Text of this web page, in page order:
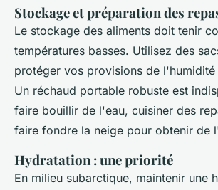
Stockage et préparation des
Le stockage des aliments doit tenir
températures basses. Utilisez des
protéger vos provisions de l'humidité
Un réchaud portable robuste est
faire bouillir de l'eau, cuisiner des
faire fondre la neige pour obtenir de
Hydratation : une priorité
En milieu subarctique, maintenir une